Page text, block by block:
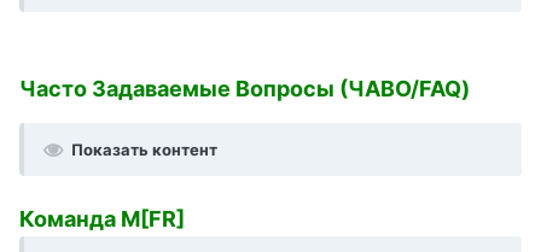
Часто Задаваемые Вопросы (ЧАВО/FAQ)
Показать контент
Команда M[FR]